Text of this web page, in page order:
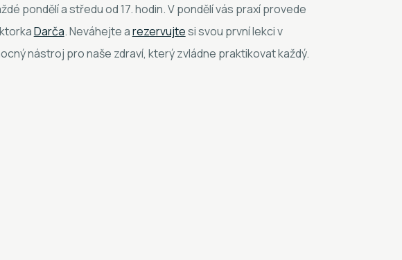
pondělí a středu od 17. hodin. V pondělí vás praxí provede
Darča. Neváhejte arezervujtesi svou první lekci v
nástroj pro naše zdraví, který zvládne praktikovat každý.